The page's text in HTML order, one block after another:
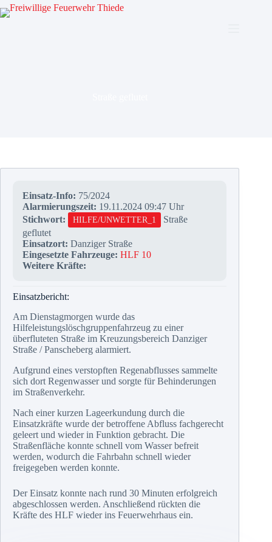
Zum
Inhalt
Einsatz-Info: 75/2024
Alarmierungszeit: 19.11.2024 09:47 Uhr
Stichwort:
HILFE/UNWETTER_1
Straße
geflutet
Einsatzort: Danziger Straße
Eingesetzte Fahrzeuge: HLF 10
Weitere Kräfte:
Einsatzbericht:
Am Dienstagmorgen wurde das
Hilfeleistungslöschgruppenfahrzeug zu einer
überfluteten Straße im Kreuzungsbereich Danziger
Straße / Panscheberg alarmiert.
Aufgrund eines verstopften Regenabflusses sammelte
sich dort Regenwasser und sorgte für Behinderungen
im Straßenverkehr.
Nach einer kurzen Lageerkundung durch die
Einsatzkräfte wurde der betroffene Abfluss fachgerecht
geleert und wieder in Funktion gebracht. Die
Straßenfläche konnte schnell vom Wasser befreit
werden, wodurch die Fahrbahn schnell wieder
freigegeben werden konnte.
Der Einsatz konnte nach rund 30 Minuten erfolgreich
abgeschlossen werden. Anschließend rückten die
Kräfte des HLF wieder ins Feuerwehrhaus ein.